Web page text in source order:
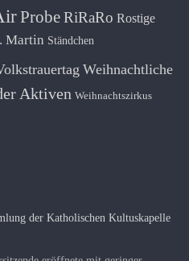
Probe RiRaRo Rostige
Martin Ständchen
Weihnachtliche
Aktiven Weihnachtszirkus
der Katholischen Kultuskapelle